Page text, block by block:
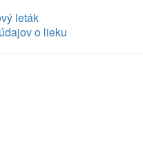
leták
o lieku